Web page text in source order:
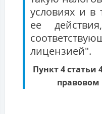
условиях и в
ее
лицензией".
Пункт 4
правовом